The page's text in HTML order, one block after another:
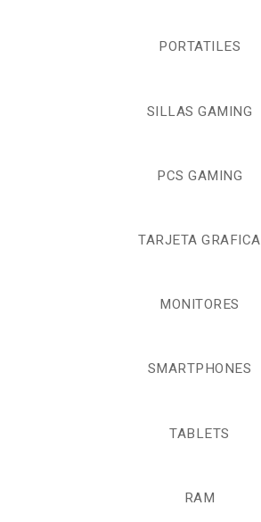
PORTATILES
SILLAS GAMING
PCS GAMING
TARJETA GRAFICA
MONITORES
SMARTPHONES
TABLETS
RAM